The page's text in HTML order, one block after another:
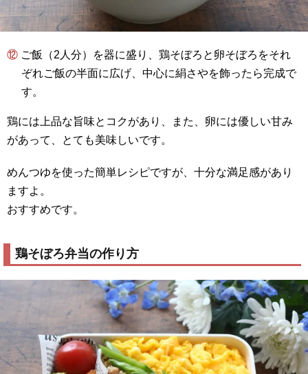
⑫ ご飯（2人分）を器に盛り、鶏そぼろと卵そぼろをそれ
ぞれご飯の半面に広げ、中心に絹さやを飾ったら完成で
す。
鶏には上品な旨味とコクがあり、また、卵には優しい甘み
があって、とても美味しいです。
めんつゆを使った簡単レシピですが、十分な満足感があり
ますよ。
おすすめです。
鶏そぼろ弁当の作り方